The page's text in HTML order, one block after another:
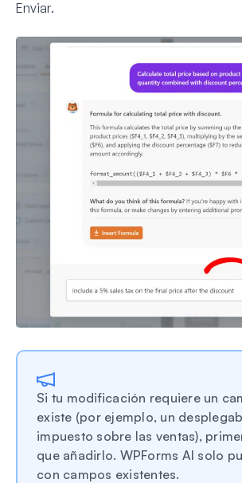
Enviar.
Si tu modificación requiere un
existe (por ejemplo, un
impuesto sobre las ventas),
que añadirlo. WPForms AI solo
con campos existentes.